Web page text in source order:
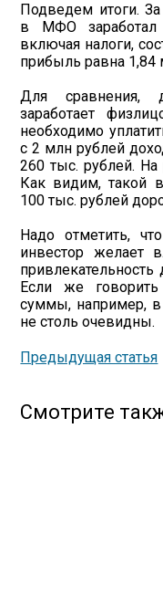
Подведем итоги.
в МФО
включая налоги,
прибыль равна 1,84
Для сравнения,
заработает
необходимо
с 2 млн рублей
260 тыс. рублей. На
Как видим, такой
100 тыс. рублей
Надо отметить,
инвестор
Если же
суммы, например,
не столь очевидны.
Предыдущая статья
Смотрите